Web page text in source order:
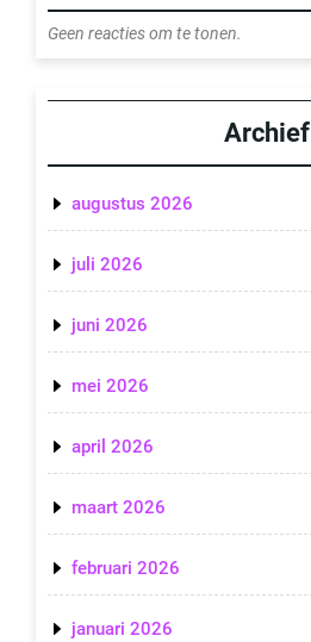
Geen reacties om te tonen.
Archief
augustus 2026
juli 2026
juni 2026
mei 2026
april 2026
maart 2026
februari 2026
januari 2026